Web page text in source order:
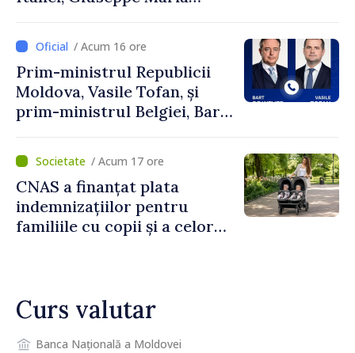
/ Acum 16 ore
Prim-ministrul Republicii
Moldova, Vasile Tofan, și
prim-ministrul Belgiei, Bart
despre parcursul european
al Republicii Moldova.
/ Acum 17 ore
CNAS a finanțat plata
indemnizațiilor pentru
familiile cu copii și a celor
Curs valutar
Banca Națională a Moldovei